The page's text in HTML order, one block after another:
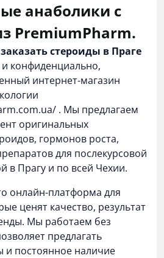
анаболики с
PremiumPharm.
заказать стероиды в Праге
конфиденциально,
интернет-магазин
. Мы предлагаем
оригинальных
гормонов роста,
для послекурсовой
в Прагу и по всей Чехии.
онлайн-платформа для
ценят качество, результат
Мы работаем без
предлагать
и постоянное наличие